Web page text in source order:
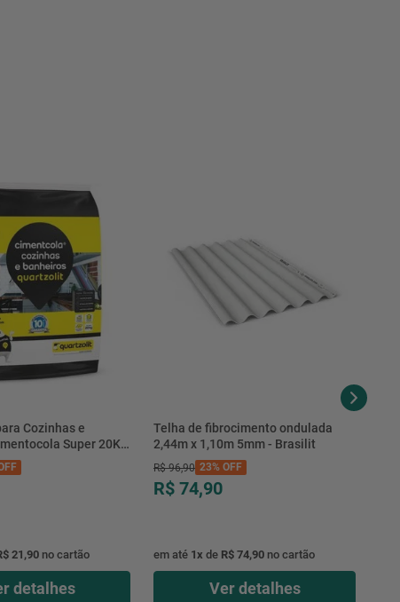
Cozinhas e
Super 20KG
- Quartzolit
21,90 no cartão
detalhes
Telha de fibrocimento ondulada
2,44m x 1,10m 5mm - Brasilit
R$ 96,90 23% OFF
R$ 74,90
em até 1x de R$ 74,90 no cartão
Ver detalhes